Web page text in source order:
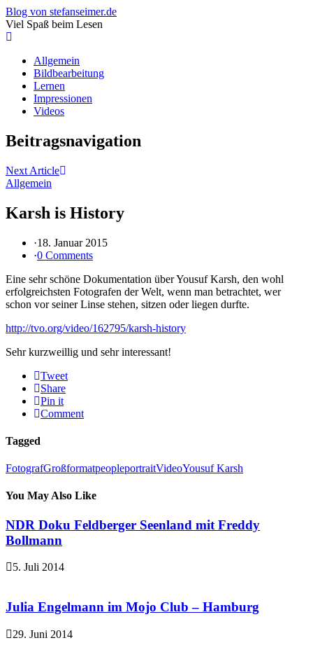
Blog von stefanseimer.de
Viel Spaß beim Lesen
Allgemein
Bildbearbeitung
Lernen
Impressionen
Videos
Beitragsnavigation
Next Article
Allgemein
Karsh is History
·18. Januar 2015
·0 Comments
Eine sehr schöne Dokumentation über Yousuf Karsh, den wohl
erfolgreichsten Fotografen der Welt, wenn man betrachtet, wer
schon vor seiner Linse stehen, sitzen oder liegen durfte.
http://tvo.org/video/162795/karsh-history
Sehr kurzweillig und sehr interessant!
Tweet
Share
Pin it
Comment
Tagged
FotografGroßformatpeopleportraitVideoYousuf Karsh
You May Also Like
NDR Doku Feldberger Seenland mit Freddy
Bollmann
5. Juli 2014
Julia Engelmann im Mojo Club – Hamburg
29. Juni 2014